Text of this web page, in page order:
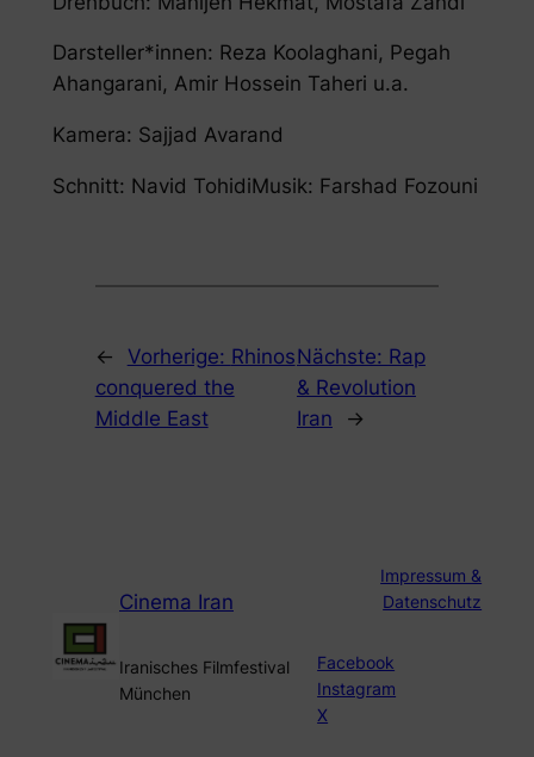
Darsteller*innen: Reza Koolaghani, Pegah
Ahangarani, Amir Hossein Taheri u.a.
Kamera: Sajjad Avarand
Schnitt: Navid TohidiMusik: Farshad Fozouni
← Vorherige: Rhinos
conquered the
Middle East
Nächste: Rap
& Revolution
Iran
→
Cinema Iran
Iranisches Filmfestival
München
Impressum &
Datenschutz
Facebook
Instagram
X